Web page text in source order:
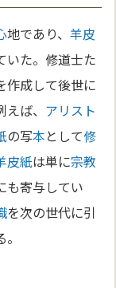
地であり、羊皮
いた。修道士た
作成して後世に
ば、 アリスト
の写本として修
皮紙は単に宗教
も寄与してい
を次の世代に引